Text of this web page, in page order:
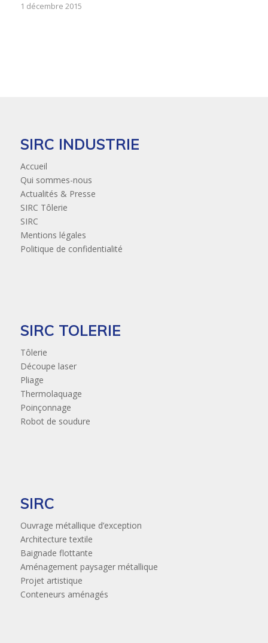
1 décembre 2015
SIRC INDUSTRIE
Accueil
Qui sommes-nous
Actualités & Presse
SIRC Tôlerie
SIRC
Mentions légales
Politique de confidentialité
SIRC TOLERIE
Tôlerie
Découpe laser
Pliage
Thermolaquage
Poinçonnage
Robot de soudure
SIRC
Ouvrage métallique d’exception
Architecture textile
Baignade flottante
Aménagement paysager métallique
Projet artistique
Conteneurs aménagés